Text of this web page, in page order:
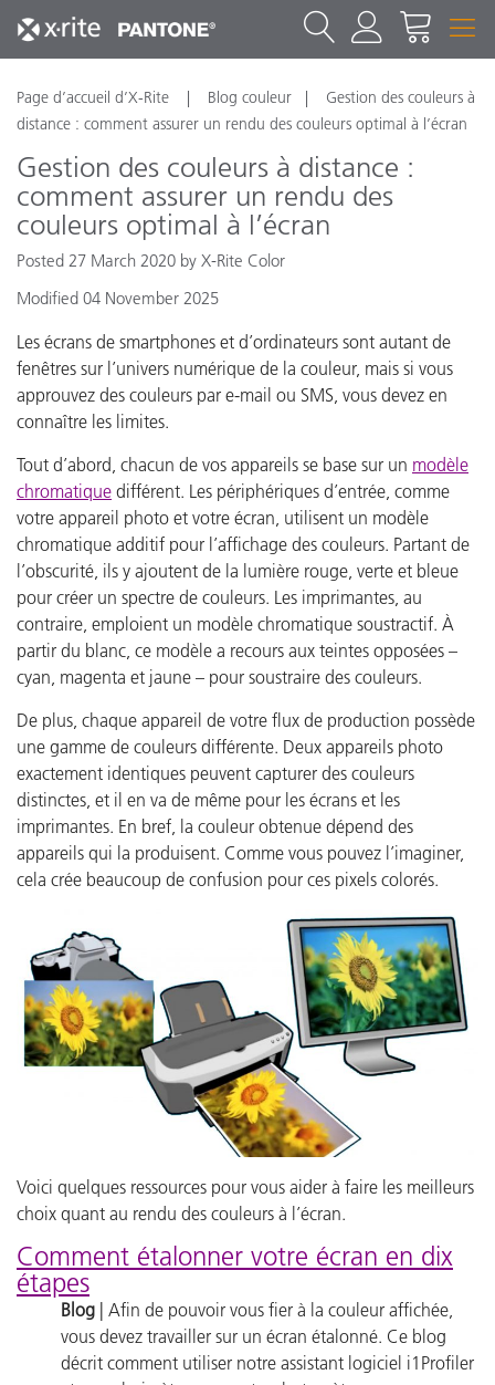
Page d’accueil d’X-Rite Blog couleur
Gestion des couleurs à
distance : comment assurer un rendu des couleurs optimal à l’écran
Gestion des couleurs à distance :
comment assurer un rendu des
couleurs optimal à l’écran
Posted 27 March 2020 by X-Rite Color
Modified 04 November 2025
Les écrans de smartphones et d’ordinateurs sont autant de
fenêtres sur l’univers numérique de la couleur, mais si vous
approuvez des couleurs par e-mail ou SMS, vous devez en
connaître les limites.
Tout d’abord, chacun de vos appareils se base sur un modèle
chromatique différent. Les périphériques d’entrée, comme
votre appareil photo et votre écran, utilisent un modèle
chromatique additif pour l’affichage des couleurs. Partant de
l’obscurité, ils y ajoutent de la lumière rouge, verte et bleue
pour créer un spectre de couleurs. Les imprimantes, au
contraire, emploient un modèle chromatique soustractif. À
partir du blanc, ce modèle a recours aux teintes opposées –
cyan, magenta et jaune – pour soustraire des couleurs.
De plus, chaque appareil de votre flux de production possède
une gamme de couleurs différente. Deux appareils photo
exactement identiques peuvent capturer des couleurs
distinctes, et il en va de même pour les écrans et les
imprimantes. En bref, la couleur obtenue dépend des
appareils qui la produisent. Comme vous pouvez l’imaginer,
cela crée beaucoup de confusion pour ces pixels colorés.
Voici quelques ressources pour vous aider à faire les meilleurs
choix quant au rendu des couleurs à l’écran.
Comment étalonner votre écran en dix
étapes
Blog | Afin de pouvoir vous fier à la couleur affichée,
vous devez travailler sur un écran étalonné. Ce blog
décrit comment utiliser notre assistant logiciel i1Profiler